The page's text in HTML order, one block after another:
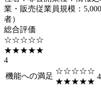
業・販売従業員規模 ：
者）
総合評価
☆☆☆☆☆
★★★★★
4
機能への満足
☆☆☆☆☆
★★★★★
4